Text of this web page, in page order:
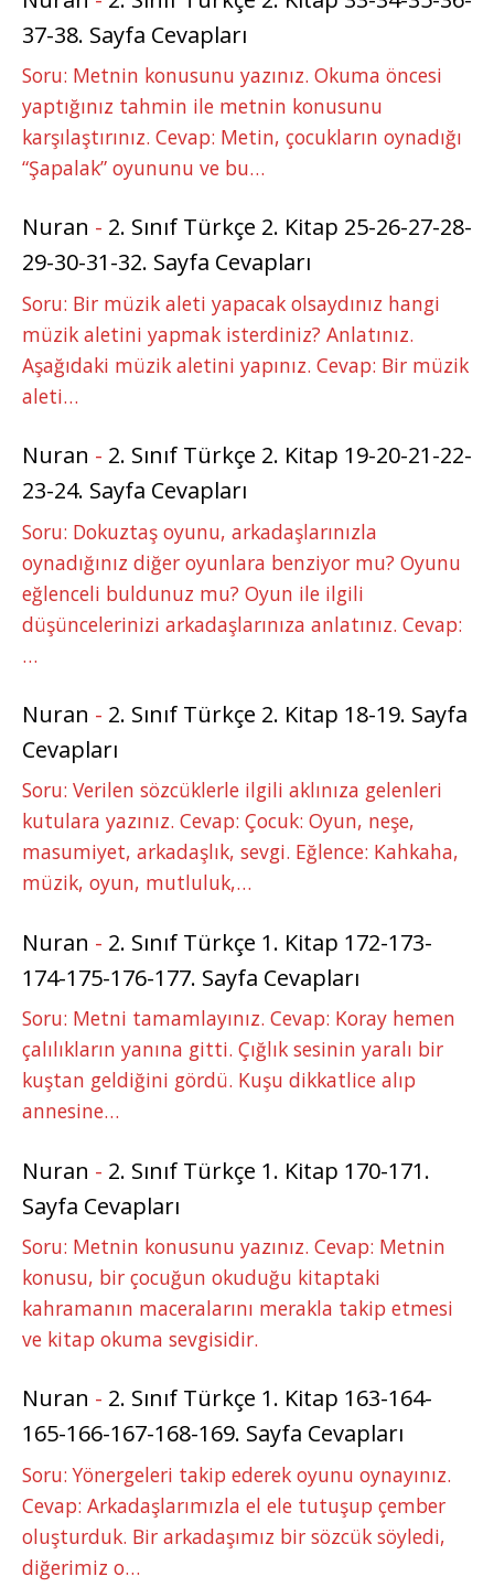
37-38. Sayfa Cevapları
Soru: Metnin konusunu yazınız. Okuma öncesi
yaptığınız tahmin ile metnin konusunu
karşılaştırınız. Cevap: Metin, çocukların oynadığı
“Şapalak” oyununu ve bu…
Nuran - 2. Sınıf Türkçe 2. Kitap 25-26-27-28-
29-30-31-32. Sayfa Cevapları
Soru: Bir müzik aleti yapacak olsaydınız hangi
müzik aletini yapmak isterdiniz? Anlatınız.
Aşağıdaki müzik aletini yapınız. Cevap: Bir müzik
aleti…
Nuran - 2. Sınıf Türkçe 2. Kitap 19-20-21-22-
23-24. Sayfa Cevapları
Soru: Dokuztaş oyunu, arkadaşlarınızla
oynadığınız diğer oyunlara benziyor mu? Oyunu
eğlenceli buldunuz mu? Oyun ile ilgili
düşüncelerinizi arkadaşlarınıza anlatınız. Cevap:
…
Nuran - 2. Sınıf Türkçe 2. Kitap 18-19. Sayfa
Cevapları
Soru: Verilen sözcüklerle ilgili aklınıza gelenleri
kutulara yazınız. Cevap: Çocuk: Oyun, neşe,
masumiyet, arkadaşlık, sevgi. Eğlence: Kahkaha,
müzik, oyun, mutluluk,…
Nuran - 2. Sınıf Türkçe 1. Kitap 172-173-
174-175-176-177. Sayfa Cevapları
Soru: Metni tamamlayınız. Cevap: Koray hemen
çalılıkların yanına gitti. Çığlık sesinin yaralı bir
kuştan geldiğini gördü. Kuşu dikkatlice alıp
annesine…
Nuran - 2. Sınıf Türkçe 1. Kitap 170-171.
Sayfa Cevapları
Soru: Metnin konusunu yazınız. Cevap: Metnin
konusu, bir çocuğun okuduğu kitaptaki
kahramanın maceralarını merakla takip etmesi
ve kitap okuma sevgisidir.
Nuran - 2. Sınıf Türkçe 1. Kitap 163-164-
165-166-167-168-169. Sayfa Cevapları
Soru: Yönergeleri takip ederek oyunu oynayınız.
Cevap: Arkadaşlarımızla el ele tutuşup çember
oluşturduk. Bir arkadaşımız bir sözcük söyledi,
diğerimiz o…